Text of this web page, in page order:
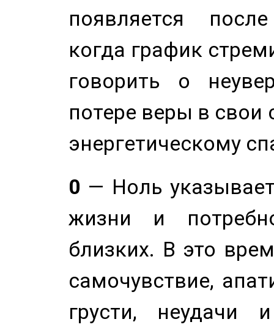
появляется
когда график
говорить о
потере веры в свои
энергетическому
0 — Ноль
жизни и
близких. В это
самочувствие,
грусти, неудачи